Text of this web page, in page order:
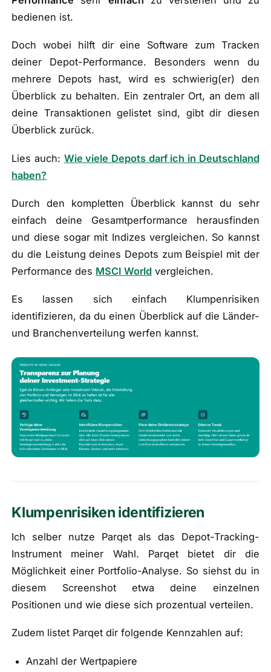
bedienen ist.
Doch wobei hilft dir eine Software zum Tracken
deiner Depot-Performance. Besonders wenn du
mehrere Depots hast, wird es schwierig(er) den
Überblick zu behalten. Ein zentraler Ort, an dem all
deine Transaktionen gelistet sind, gibt dir diesen
Überblick zurück.
Lies auch: Wie viele Depots darf ich in Deutschland
haben?
Durch den kompletten Überblick kannst du sehr
einfach deine Gesamtperformance herausfinden
und diese sogar mit Indizes vergleichen. So kannst
du die Leistung deines Depots zum Beispiel mit der
Performance des MSCI World vergleichen.
Es lassen sich einfach Klumpenrisiken
identifizieren, da du einen Überblick auf die Länder-
und Branchenverteilung werfen kannst.
Klumpenrisiken identifizieren
Ich selber nutze Parqet als das Depot-Tracking-
Instrument meiner Wahl. Parqet bietet dir die
Möglichkeit einer Portfolio-Analyse. So siehst du in
diesem Screenshot etwa deine einzelnen
Positionen und wie diese sich prozentual verteilen.
Zudem listet Parqet dir folgende Kennzahlen auf:
Anzahl der Wertpapiere